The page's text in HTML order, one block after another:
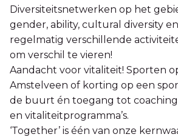
Diversiteitsnetwerken op het
gender, ability, cultural diversity
regelmatig verschillende
om verschil te vieren!
Aandacht voor vitaliteit! Sporten
Amstelveen of korting op een
de buurt én toegang tot
en vitaliteitprogramma’s.
‘Together’ is één van onze